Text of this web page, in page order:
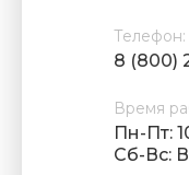
Телефон:
8 (800)
Время
Пн-Пт:
Cб-Вс: